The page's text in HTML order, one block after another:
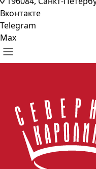
Вконтакте
Telegram
Max